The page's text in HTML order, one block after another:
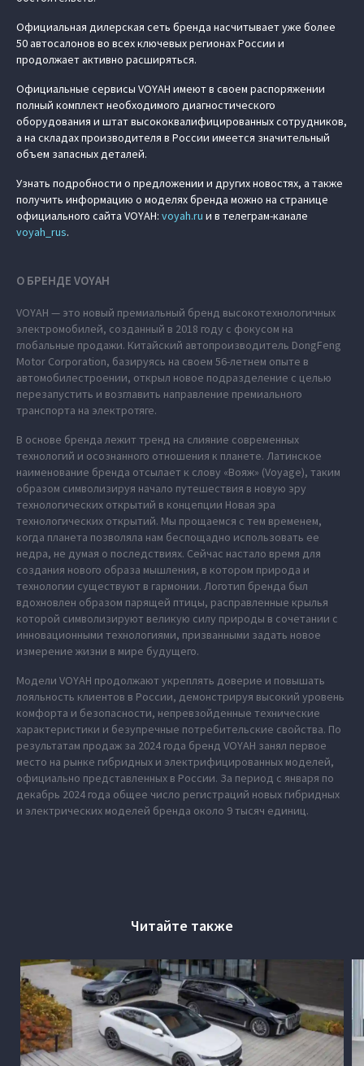
Официальная дилерская сеть бренда насчитывает уже более
50 автосалонов во всех ключевых регионах России и
продолжает активно расширяться.
Официальные сервисы VOYAH имеют в своем распоряжении
полный комплект необходимого диагностического
оборудования и штат высококвалифицированных сотрудников,
а на складах производителя в России имеется значительный
объем запасных деталей.
Узнать подробности о предложении и других новостях, а также
получить информацию о моделях бренда можно на странице
официального сайта VOYAH: voyah.ru и в телеграм-канале
voyah_rus.
О БРЕНДЕ VOYAH
VOYAH — это новый премиальный бренд высокотехнологичных
электромобилей, созданный в 2018 году с фокусом на
глобальные продажи. Китайский автопроизводитель DongFeng
Motor Corporation, базируясь на своем 56-летнем опыте в
автомобилестроении, открыл новое подразделение с целью
перезапустить и возглавить направление премиального
транспорта на электротяге.
В основе бренда лежит тренд на слияние современных
технологий и осознанного отношения к планете. Латинское
наименование бренда отсылает к слову «Вояж» (Voyage), таким
образом символизируя начало путешествия в новую эру
технологических открытий в концепции Новая эра
технологических открытий. Мы прощаемся с тем временем,
когда планета позволяла нам беспощадно использовать ее
недра, не думая о последствиях. Сейчас настало время для
создания нового образа мышления, в котором природа и
технологии существуют в гармонии. Логотип бренда был
вдохновлен образом парящей птицы, расправленные крылья
которой символизируют великую силу природы в сочетании с
инновационными технологиями, призванными задать новое
измерение жизни в мире будущего.
Модели VOYAH продолжают укреплять доверие и повышать
лояльность клиентов в России, демонстрируя высокий уровень
комфорта и безопасности, непревзойденные технические
характеристики и безупречные потребительские свойства. По
результатам продаж за 2024 года бренд VOYAH занял первое
место на рынке гибридных и электрифицированных моделей,
официально представленных в России. За период с января по
декабрь 2024 года общее число регистраций новых гибридных
и электрических моделей бренда около 9 тысяч единиц.
Читайте также